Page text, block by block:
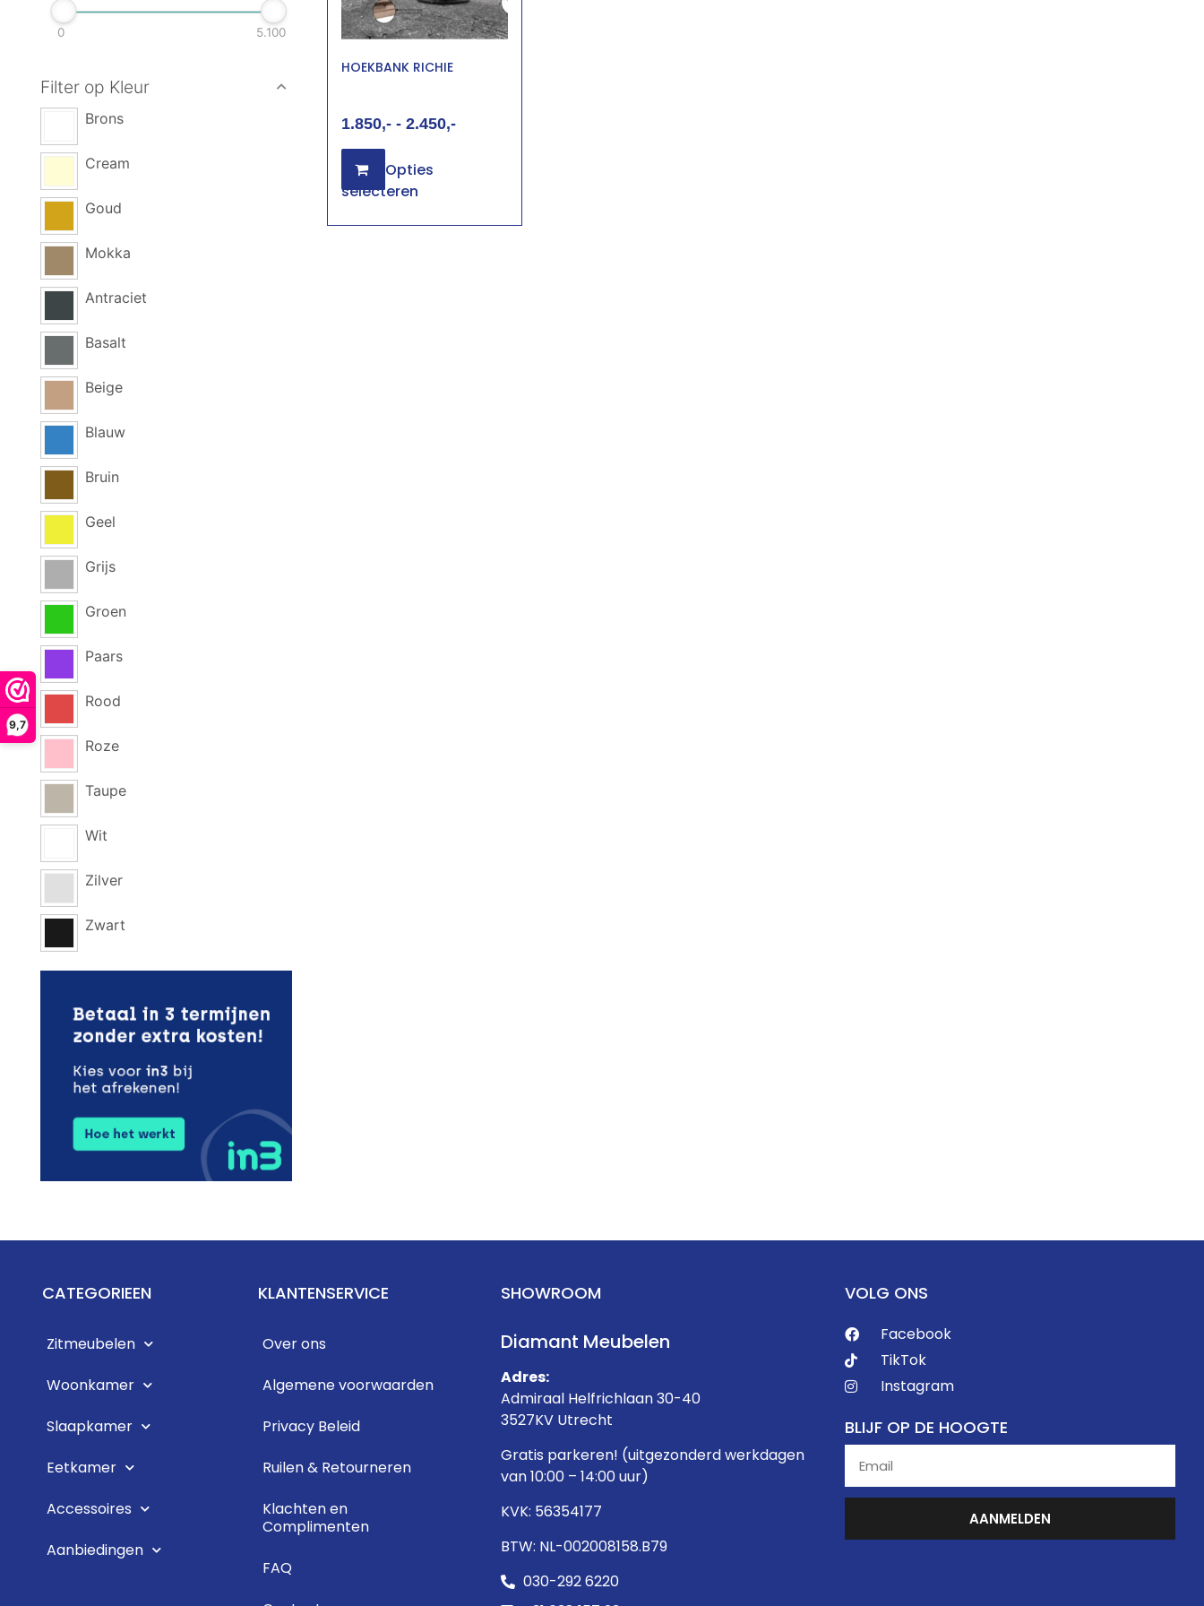
9,7
0 5.100
Filter op Kleur
Brons
Cream
Goud
Mokka
Antraciet
Basalt
Beige
Blauw
Bruin
Geel
Grijs
Groen
Paars
Rood
Roze
Taupe
Wit
Zilver
Zwart
HOEKBANK RICHIE
1.850 - 2.450
Opties
selecteren
CATEGORIEEN
Zitmeubelen
Woonkamer
Slaapkamer
Eetkamer
Accessoires
Aanbiedingen
KLANTENSERVICE
Over ons
Algemene voorwaarden
Privacy Beleid
Ruilen & Retourneren
Klachten en
Complimenten
FAQ
SHOWROOM
Diamant Meubelen
Adres:
Admiraal Helfrichlaan 30-40
3527KV Utrecht
Gratis parkeren! (uitgezonderd werkdagen
van 10:00 – 14:00 uur)
KVK: 56354177
BTW: NL-002008158.B79
030-292 6220
VOLG ONS
Facebook
TikTok
Instagram
BLIJF OP DE HOOGTE
AANMELDEN